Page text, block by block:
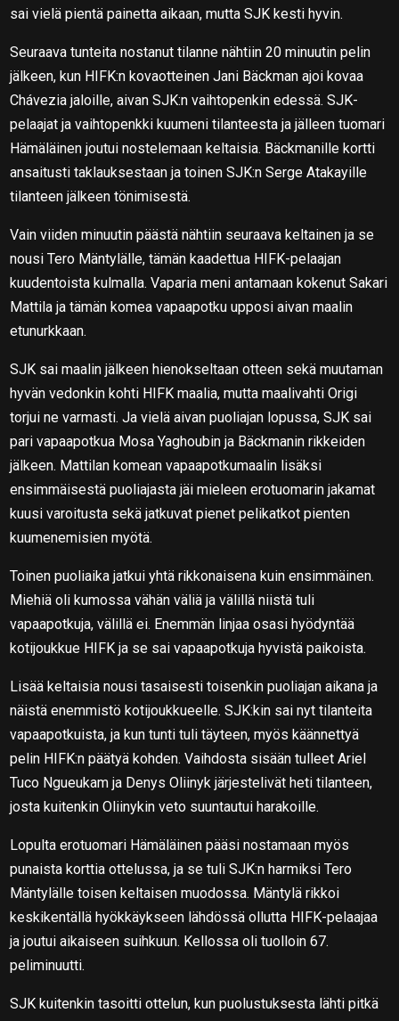
sai vielä pientä painetta aikaan, mutta SJK kesti hyvin.
Seuraava tunteita nostanut tilanne nähtiin 20 minuutin pelin
jälkeen, kun HIFK:n kovaotteinen Jani Bäckman ajoi kovaa
Chávezia jaloille, aivan SJK:n vaihtopenkin edessä. SJK-
pelaajat ja vaihtopenkki kuumeni tilanteesta ja jälleen tuomari
Hämäläinen joutui nostelemaan keltaisia. Bäckmanille kortti
ansaitusti taklauksestaan ja toinen SJK:n Serge Atakayille
tilanteen jälkeen tönimisestä.
Vain viiden minuutin päästä nähtiin seuraava keltainen ja se
nousi Tero Mäntylälle, tämän kaadettua HIFK-pelaajan
kuudentoista kulmalla. Vaparia meni antamaan kokenut Sakari
Mattila ja tämän komea vapaapotku upposi aivan maalin
etunurkkaan.
SJK sai maalin jälkeen hienokseltaan otteen sekä muutaman
hyvän vedonkin kohti HIFK maalia, mutta maalivahti Origi
torjui ne varmasti. Ja vielä aivan puoliajan lopussa, SJK sai
pari vapaapotkua Mosa Yaghoubin ja Bäckmanin rikkeiden
jälkeen. Mattilan komean vapaapotkumaalin lisäksi
ensimmäisestä puoliajasta jäi mieleen erotuomarin jakamat
kuusi varoitusta sekä jatkuvat pienet pelikatkot pienten
kuumenemisien myötä.
Toinen puoliaika jatkui yhtä rikkonaisena kuin ensimmäinen.
Miehiä oli kumossa vähän väliä ja välillä niistä tuli
vapaapotkuja, välillä ei. Enemmän linjaa osasi hyödyntää
kotijoukkue HIFK ja se sai vapaapotkuja hyvistä paikoista.
Lisää keltaisia nousi tasaisesti toisenkin puoliajan aikana ja
näistä enemmistö kotijoukkueelle. SJK:kin sai nyt tilanteita
vapaapotkuista, ja kun tunti tuli täyteen, myös käännettyä
pelin HIFK:n päätyä kohden. Vaihdosta sisään tulleet Ariel
Tuco Ngueukam ja Denys Oliinyk järjestelivät heti tilanteen,
josta kuitenkin Oliinykin veto suuntautui harakoille.
Lopulta erotuomari Hämäläinen pääsi nostamaan myös
punaista korttia ottelussa, ja se tuli SJK:n harmiksi Tero
Mäntylälle toisen keltaisen muodossa. Mäntylä rikkoi
keskikentällä hyökkäykseen lähdössä ollutta HIFK-pelaajaa
ja joutui aikaiseen suihkuun. Kellossa oli tuolloin 67.
peliminuutti.
SJK kuitenkin tasoitti ottelun, kun puolustuksesta lähti pitkä